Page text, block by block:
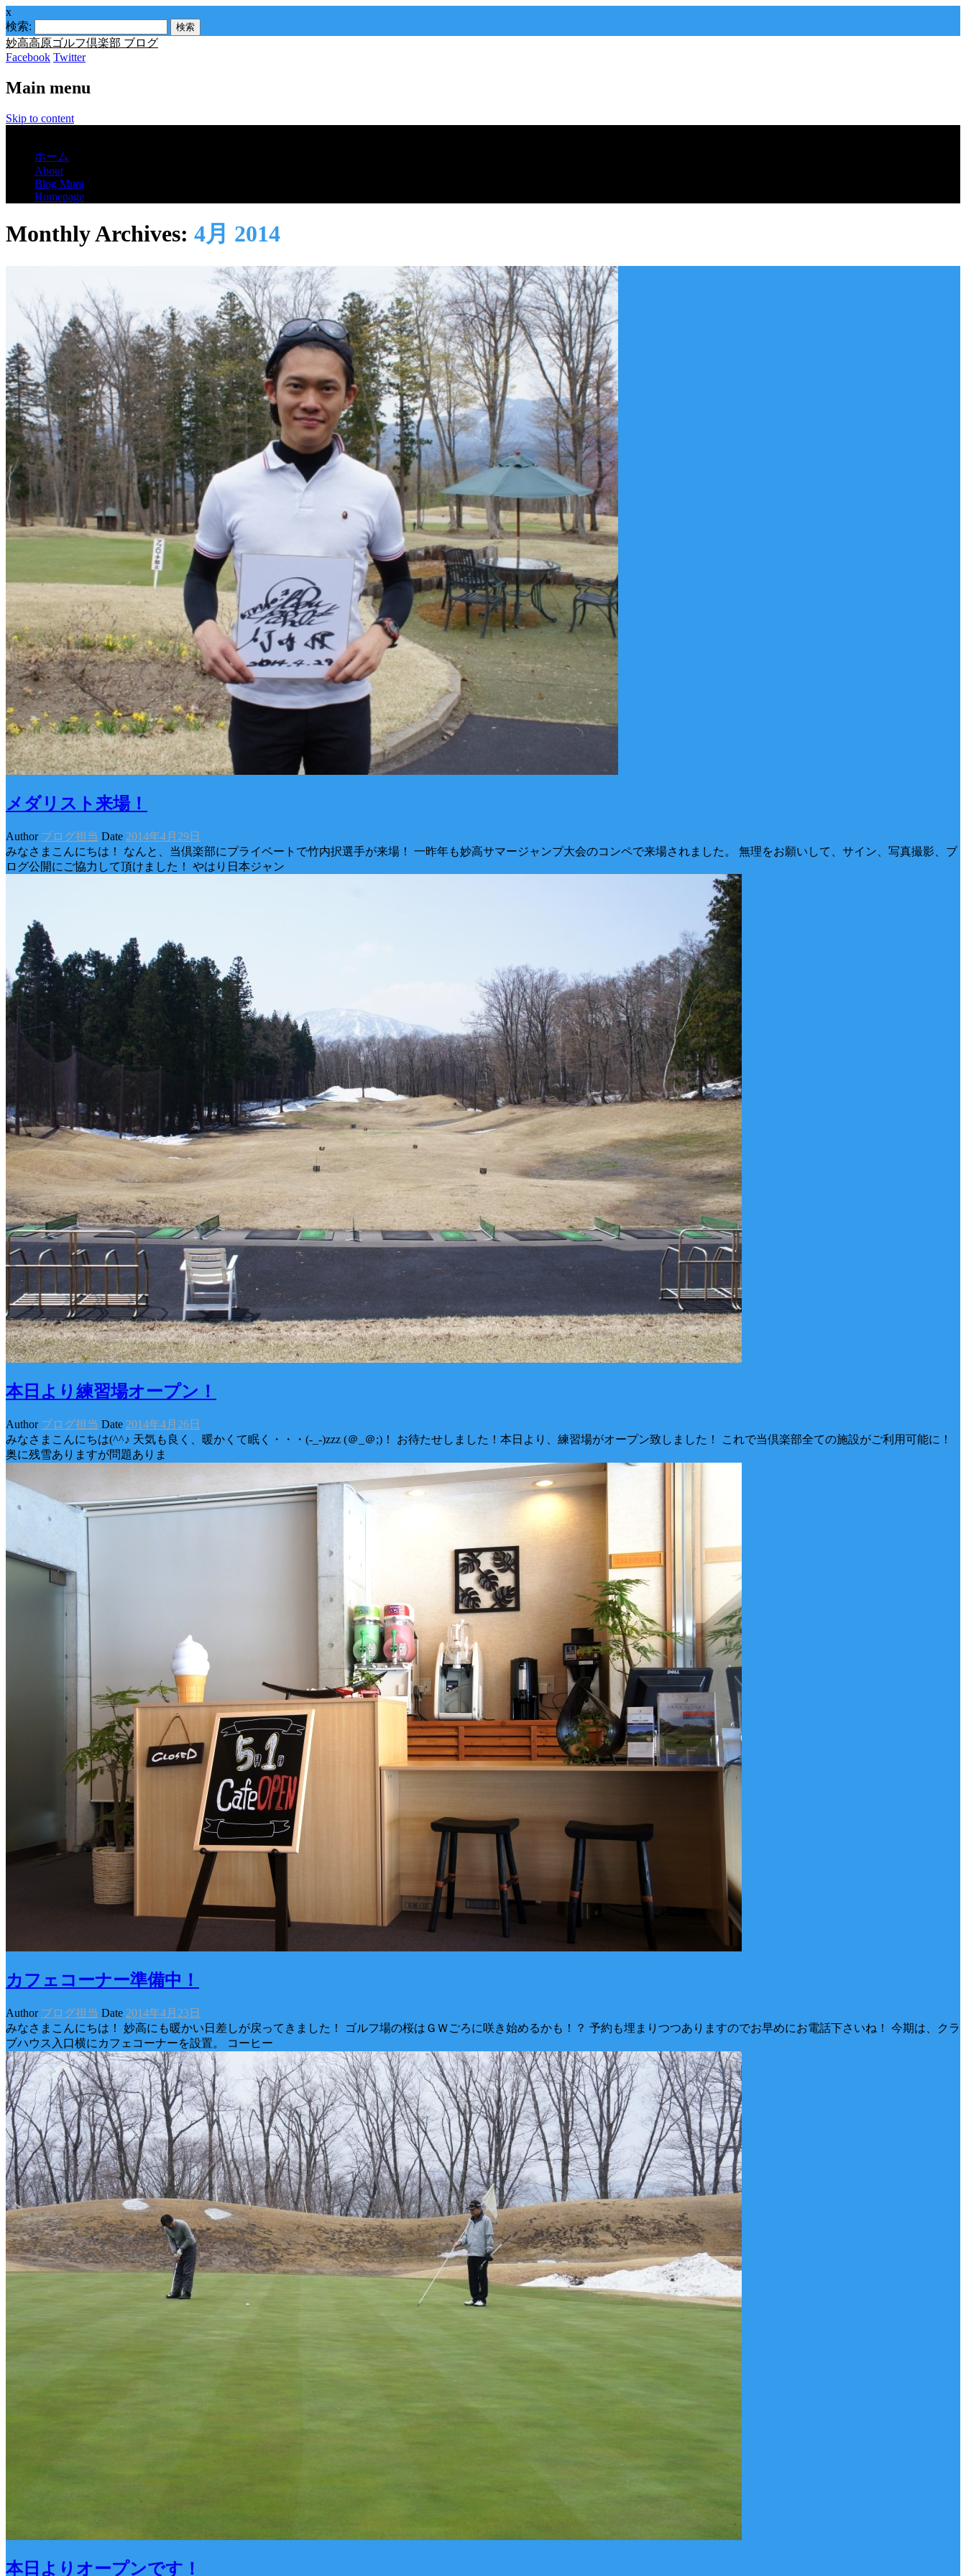
x
検索:
妙高高原ゴルフ倶楽部 ブログ
Facebook Twitter
Main menu
Skip to content
ホーム
About
Blog Mura
Homepage
Monthly Archives: 4月 2014
メダリスト来場！
Author ブログ担当 Date 2014年4月29日
みなさまこんにちは！ なんと、当倶楽部にプライベートで竹内択選手が来場！ 一昨年も妙高サマージャンプ大会のコンペで来場されました。 無理をお願いして、サイン、写真撮影、ブ
ログ公開にご協力して頂けました！ やはり日本ジャン
本日より練習場オープン！
Author ブログ担当 Date 2014年4月26日
みなさまこんにちは(^^♪ 天気も良く、暖かくて眠く・・・(-_-)zzz (＠_＠;)！ お待たせしました！本日より、練習場がオープン致しました！ これで当倶楽部全ての施設がご利用可能に！
奥に残雪ありますが問題ありま
カフェコーナー準備中！
Author ブログ担当 Date 2014年4月23日
みなさまこんにちは！ 妙高にも暖かい日差しが戻ってきました！ ゴルフ場の桜はＧＷごろに咲き始めるかも！？ 予約も埋まりつつありますのでお早めにお電話下さいね！ 今期は、クラ
ブハウス入口横にカフェコーナーを設置。 コーヒー
本日よりオープンです！